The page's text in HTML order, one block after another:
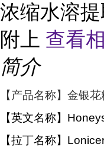
浓缩水溶
附上 查看
简介
【产品名称】金银
【英文名称】
【拉丁名称】